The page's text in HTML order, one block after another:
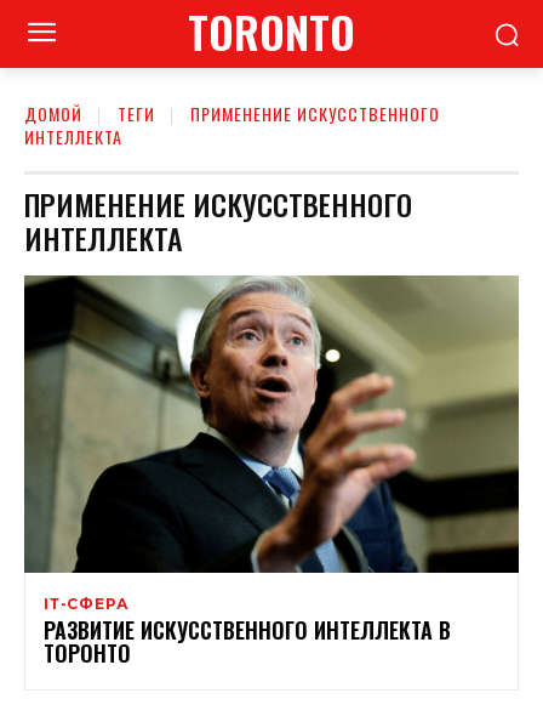
TORONTO
ДОМОЙ ТЕГИ
ПРИМЕНЕНИЕ ИСКУССТВЕННОГО
ИНТЕЛЛЕКТА
ПРИМЕНЕНИЕ ИСКУССТВЕННОГО
ИНТЕЛЛЕКТА
ІТ-СФЕРА
РАЗВИТИЕ ИСКУССТВЕННОГО ИНТЕЛЛЕКТА В
ТОРОНТО